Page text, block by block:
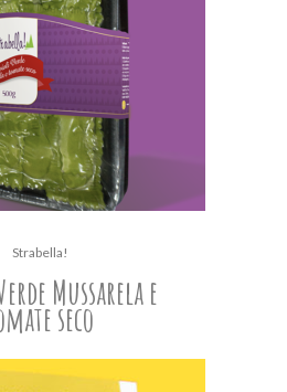
Strabella!
Mussarela e
seco